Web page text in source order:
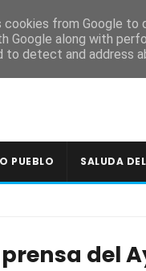
PORTAL DE TRANSPARENCIA
PUEBLO SALUDA
del
cookies from Google to
Google along with
to detect and address